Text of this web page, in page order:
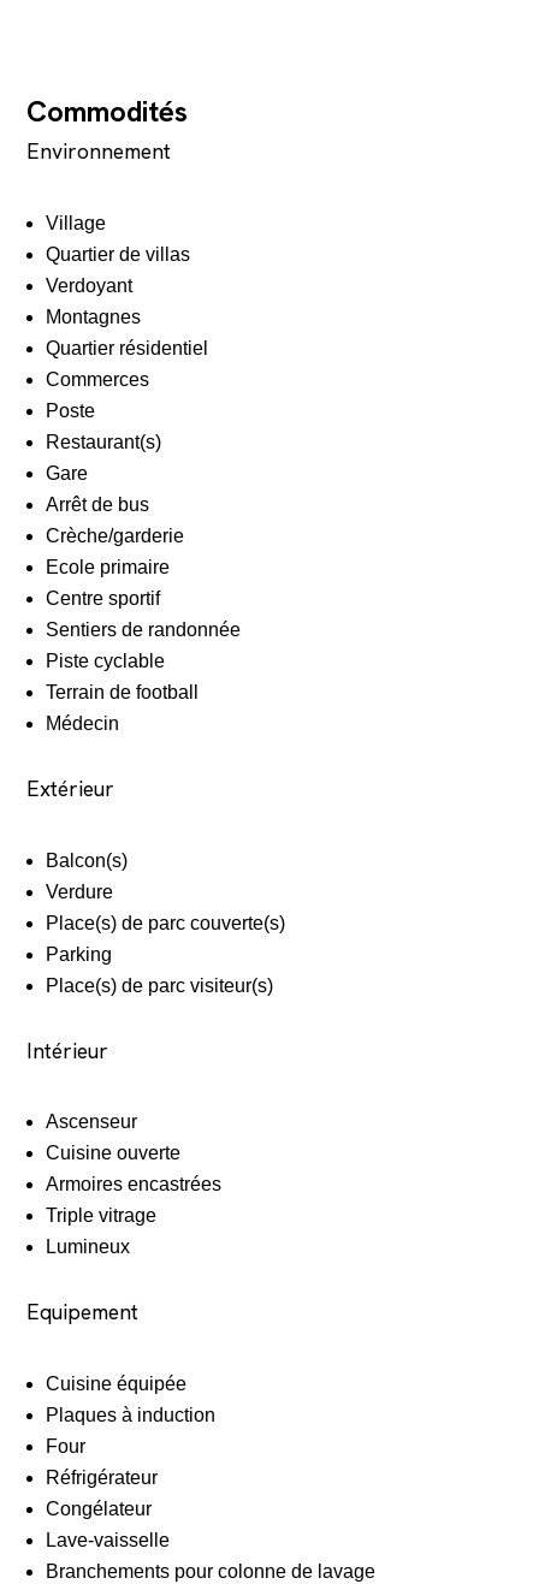
Commodités
Environnement
Village
Quartier de villas
Verdoyant
Montagnes
Quartier résidentiel
Commerces
Poste
Restaurant(s)
Gare
Arrêt de bus
Crèche/garderie
Ecole primaire
Centre sportif
Sentiers de randonnée
Piste cyclable
Terrain de football
Médecin
Extérieur
Balcon(s)
Verdure
Place(s) de parc couverte(s)
Parking
Place(s) de parc visiteur(s)
Intérieur
Ascenseur
Cuisine ouverte
Armoires encastrées
Triple vitrage
Lumineux
Equipement
Cuisine équipée
Plaques à induction
Four
Réfrigérateur
Congélateur
Lave-vaisselle
Branchements pour colonne de lavage